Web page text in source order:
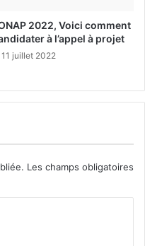
2022, Voici comment
à l’appel à projet
11 juillet 2022
Les champs obligatoires